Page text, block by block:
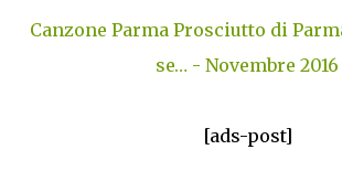
Canzone Parma Prosciutto di
se… - Novembre 2016
[ads-post]